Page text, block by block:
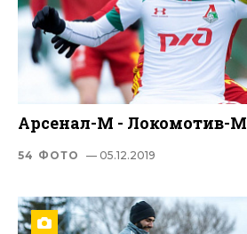
Арсенал-М - Локомотив-М
54 ФОТО — 05.12.2019